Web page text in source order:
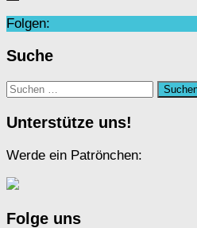
Folgen:
Suche
Suchen
Unterstütze uns!
Werde ein Patrönchen:
Folge uns